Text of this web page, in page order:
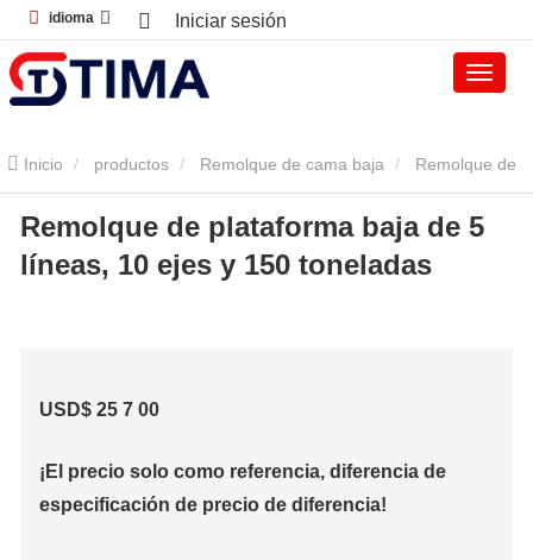
idioma Iniciar sesión
Inicio productos Remolque de cama baja Remolque de
plataforma baja Remolque de plataforma baja de 5 líneas, 10
ejes y 150 toneladas
Remolque de plataforma baja de 5
líneas, 10 ejes y 150 toneladas
USD$ 25 7 00
¡El precio solo como referencia, diferencia de
especificación de precio de diferencia!